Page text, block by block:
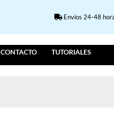
Envíos 24-48
CONTACTO TUTORIALES